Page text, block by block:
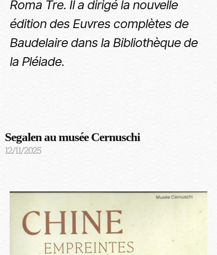
Roma Tre. Il a dirigé la nouvelle
édition des Euvres complètes de
Baudelaire dans la Bibliothèque de
la Pléiade.
Segalen au musée Cernuschi
12/11/2025